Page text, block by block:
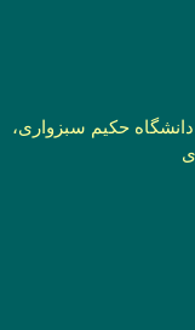
حکیم سبزواری،